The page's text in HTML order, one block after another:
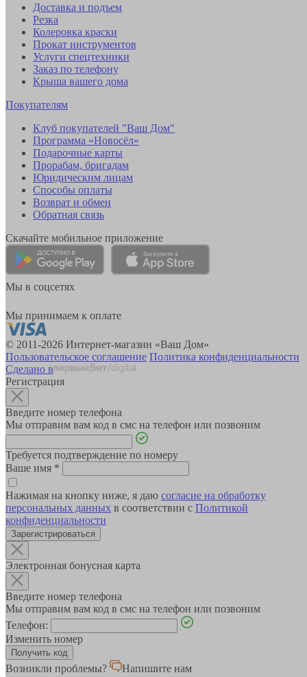
Доставка и подъем
Резка
Колеровка краски
Прокат инструментов
Услуги спецтехники
Заказ по телефону
Крыша вашего дома
Покупателям
Клуб покупателей "Ваш Дом"
Программа «Новосёл»
Подарочные карты
Прорабам, бригадам
Юридическим лицам
Способы оплаты
Возврат и обмен
Обратная связь
Скачайте мобильное приложение
Мы в соцсетях
Мы принимаем к оплате
© 2011-2026 Интернет-магазин «Ваш Дом»
Пользовательское соглашение Политика конфиденциальности
Сделано в
Регистрация
Введите номер телефона
Мы отправим вам код в смс на телефон или позвоним
Требуется подтверждение по номеру
Ваше имя *
Нажимая на кнопку ниже, я даю согласие на обработку
персональных данных в соответствии с Политикой
конфиденциальности
Зарегистрироваться
Электронная бонусная карта
Введите номер телефона
Мы отправим вам код в смс на телефон или позвоним
Телефон:
Изменить номер
Возникли проблемы?
Напишите нам